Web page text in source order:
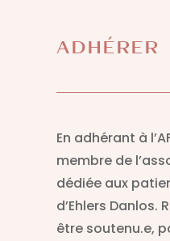
ADHÉRER
En adhérant à
membre de
dédiée aux
d’Ehlers Danlos.
être soutenu.e,